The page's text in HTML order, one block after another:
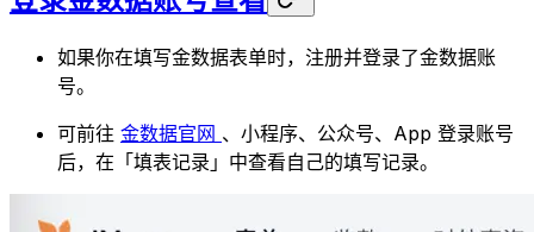
如果你在填写金数据表单时，注册并登录了金数据账
号。
可前往 金数据官网 、小程序、公众号、App 登录账号
后，在「填表记录」中查看自己的填写记录。